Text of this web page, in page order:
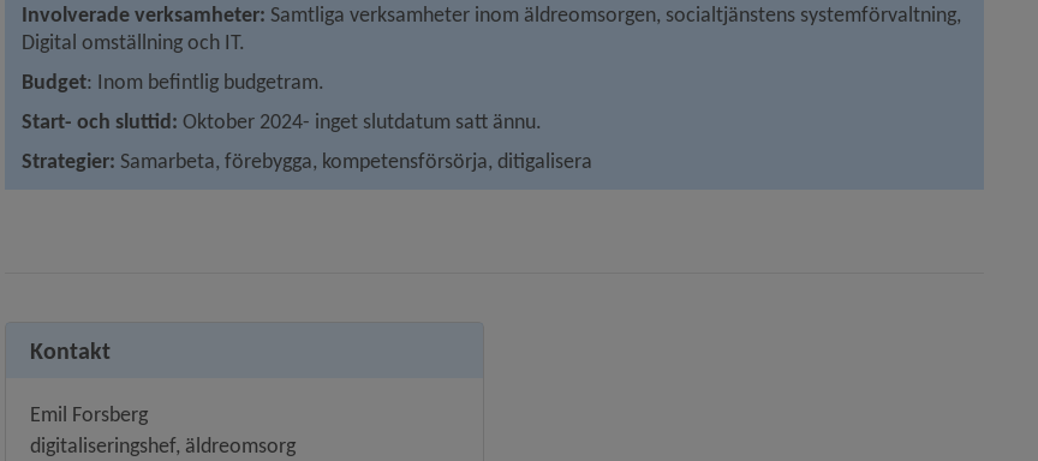
Involverade verksamheter: Samtliga verksamheter inom äldreomsorgen, socialtjänstens systemförvaltning,
Digital omställning och IT.
Budget: Inom befintlig budgetram.
Start- och sluttid: Oktober 2024- inget slutdatum satt ännu.
Strategier: Samarbeta, förebygga, kompetensförsörja, ditigalisera
Kontakt
Emil Forsberg
digitaliseringshef, äldreomsorg